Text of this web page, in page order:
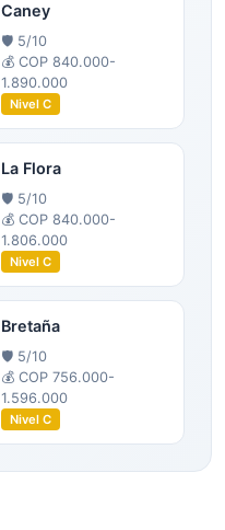
Caney
🛡️ 5/10
💰 COP 840.000-
1.890.000
Nivel C
La Flora
🛡️ 5/10
💰 COP 840.000-
1.806.000
Nivel C
Bretaña
🛡️ 5/10
💰 COP 756.000-
1.596.000
Nivel C